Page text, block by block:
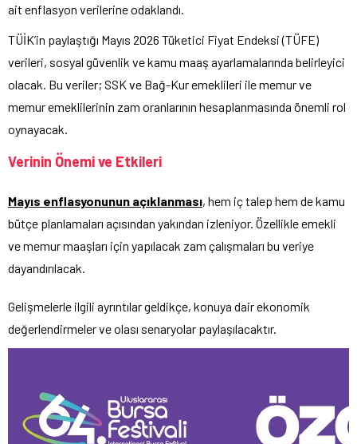
ait enflasyon verilerine odaklandı.
TÜİK’in paylaştığı Mayıs 2026 Tüketici Fiyat Endeksi (TÜFE)
verileri, sosyal güvenlik ve kamu maaş ayarlamalarında belirleyici
olacak. Bu veriler; SSK ve Bağ-Kur emeklileri ile memur ve
memur emeklilerinin zam oranlarının hesaplanmasında önemli rol
oynayacak.
Verinin Önemi ve Etkileri
Mayıs enflasyonunun açıklanması, hem iç talep hem de kamu
bütçe planlamaları açısından yakından izleniyor. Özellikle emekli
ve memur maaşları için yapılacak zam çalışmaları bu veriye
dayandırılacak.
Gelişmelerle ilgili ayrıntılar geldikçe, konuya dair ekonomik
değerlendirmeler ve olası senaryolar paylaşılacaktır.